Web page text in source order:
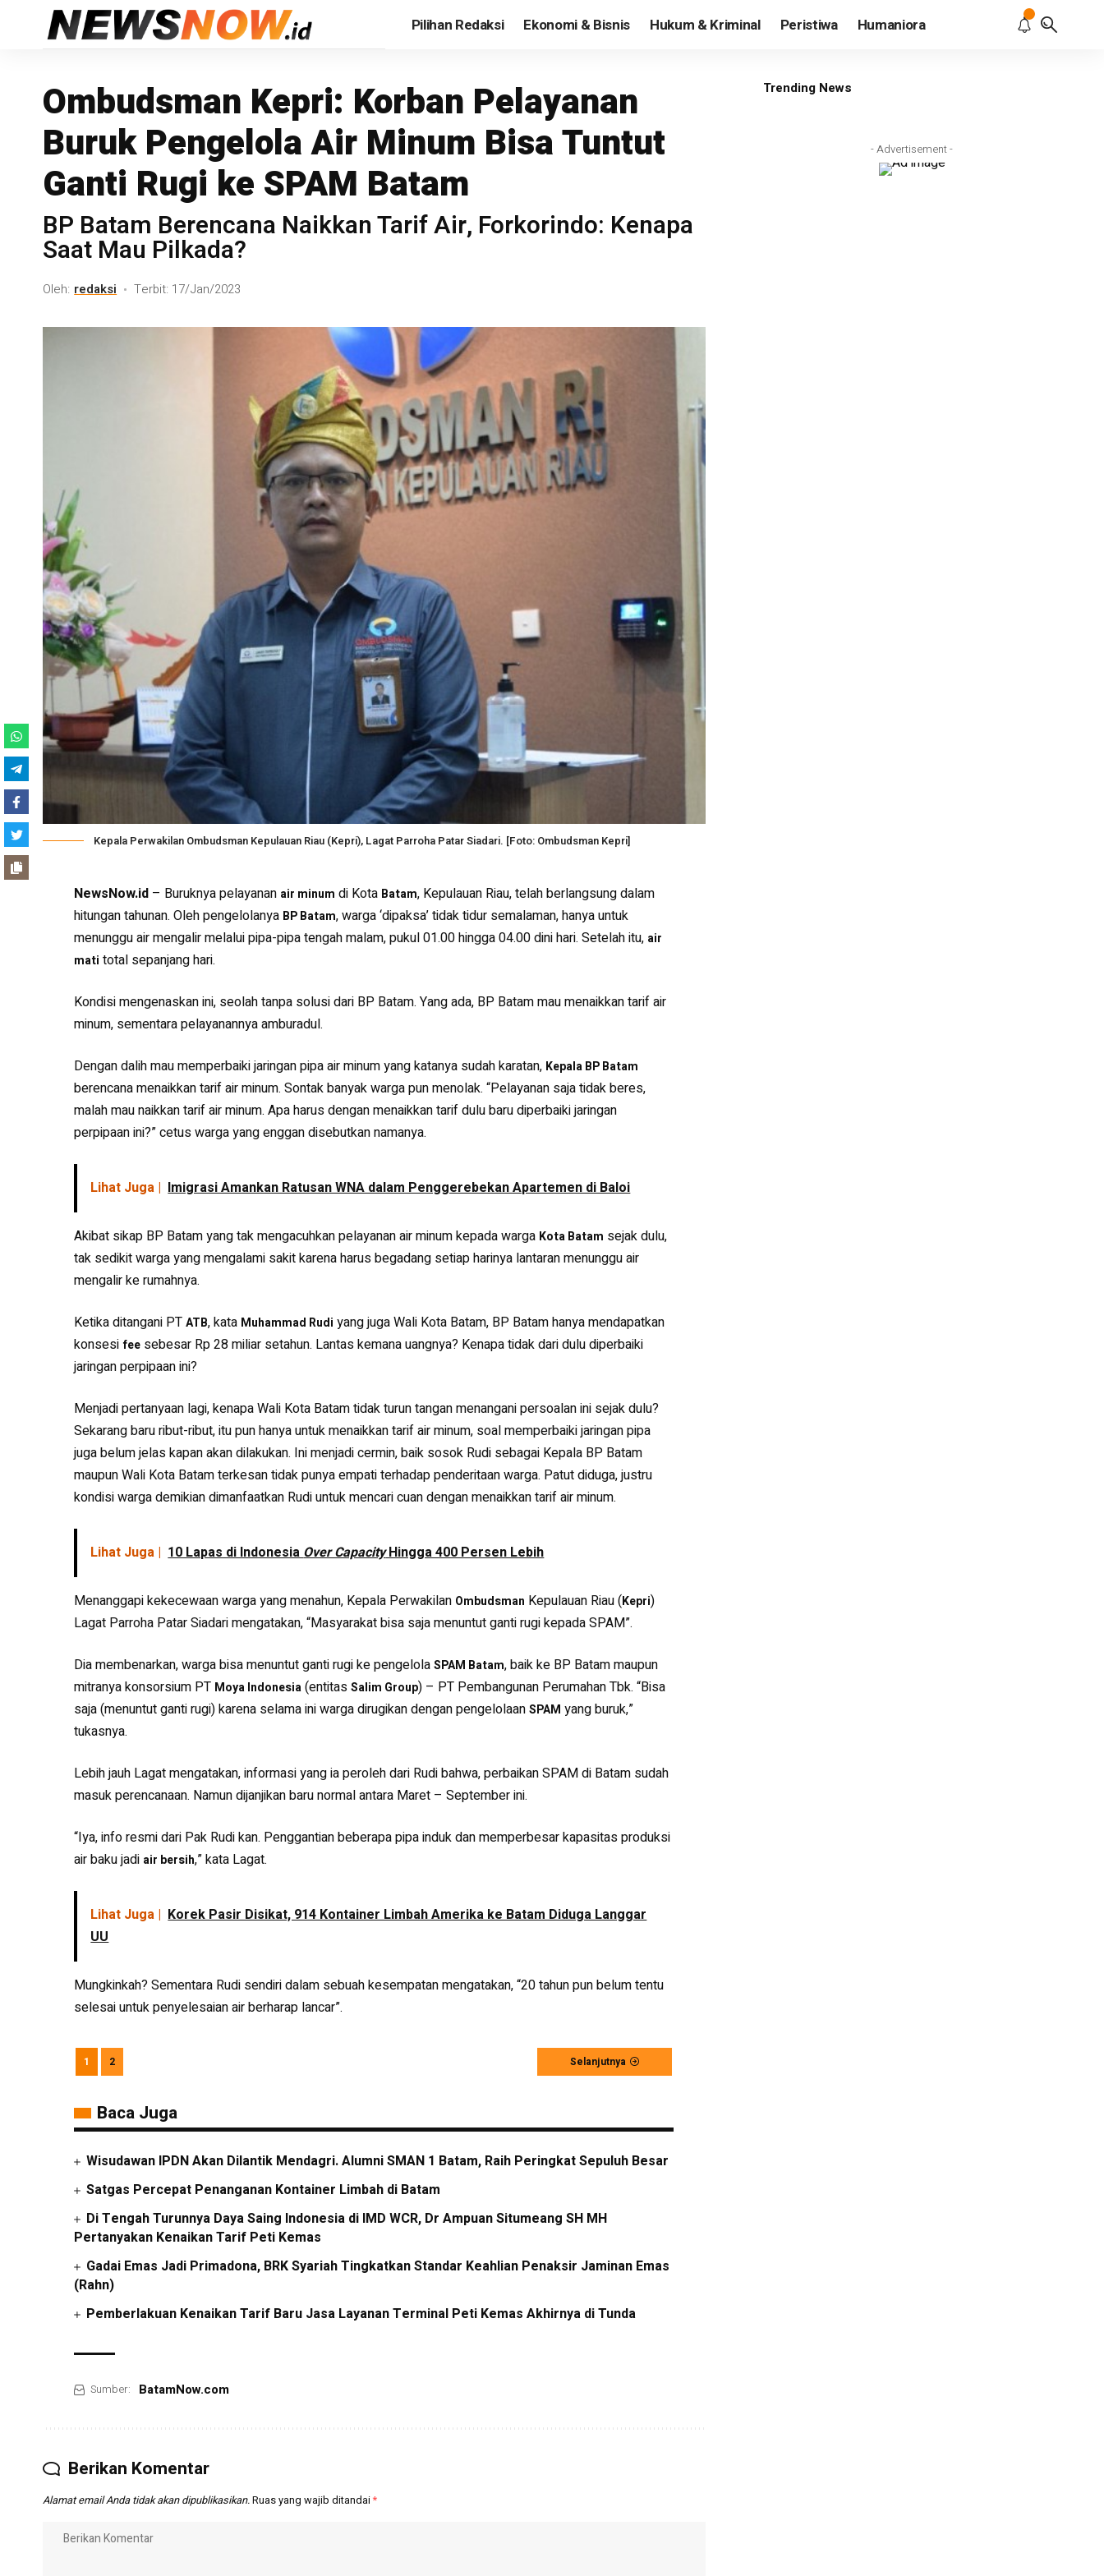
Pilihan Redaksi Ekonomi & Bisnis Hukum & Kriminal Peristiwa Humaniora
Ombudsman Kepri: Korban Pelayanan
Buruk Pengelola Air Minum Bisa Tuntut
Ganti Rugi ke SPAM Batam
BP Batam Berencana Naikkan Tarif Air, Forkorindo: Kenapa
Saat Mau Pilkada?
Oleh: redaksi Terbit: 17/Jan/2023
Kepala Perwakilan Ombudsman Kepulauan Riau (Kepri), Lagat Parroha Patar Siadari. [Foto: Ombudsman Kepri]
NewsNow.id – Buruknya pelayanan air minum di Kota Batam, Kepulauan Riau, telah berlangsung dalam
hitungan tahunan. Oleh pengelolanya BP Batam, warga ‘dipaksa’ tidak tidur semalaman, hanya untuk
menunggu air mengalir melalui pipa-pipa tengah malam, pukul 01.00 hingga 04.00 dini hari. Setelah itu, air
mati total sepanjang hari.
Kondisi mengenaskan ini, seolah tanpa solusi dari BP Batam. Yang ada, BP Batam mau menaikkan tarif air
minum, sementara pelayanannya amburadul.
Dengan dalih mau memperbaiki jaringan pipa air minum yang katanya sudah karatan, Kepala BP Batam
berencana menaikkan tarif air minum. Sontak banyak warga pun menolak. “Pelayanan saja tidak beres,
malah mau naikkan tarif air minum. Apa harus dengan menaikkan tarif dulu baru diperbaiki jaringan
perpipaan ini?” cetus warga yang enggan disebutkan namanya.
Lihat Juga | Imigrasi Amankan Ratusan WNA dalam Penggerebekan Apartemen di Baloi
Akibat sikap BP Batam yang tak mengacuhkan pelayanan air minum kepada warga Kota Batam sejak dulu,
tak sedikit warga yang mengalami sakit karena harus begadang setiap harinya lantaran menunggu air
mengalir ke rumahnya.
Ketika ditangani PTATB, kata Muhammad Rudi yang juga Wali Kota Batam, BP Batam hanya mendapatkan
konsesi fee sebesar Rp 28 miliar setahun. Lantas kemana uangnya? Kenapa tidak dari dulu diperbaiki
jaringan perpipaan ini?
Menjadi pertanyaan lagi, kenapa Wali Kota Batam tidak turun tangan menangani persoalan ini sejak dulu?
Sekarang baru ribut-ribut, itu pun hanya untuk menaikkan tarif air minum, soal memperbaiki jaringan pipa
juga belum jelas kapan akan dilakukan. Ini menjadi cermin, baik sosok Rudi sebagai Kepala BP Batam
maupun Wali Kota Batam terkesan tidak punya empati terhadap penderitaan warga. Patut diduga, justru
kondisi warga demikian dimanfaatkan Rudi untuk mencari cuan dengan menaikkan tarif air minum.
Lihat Juga | 10 Lapas di IndonesiaOver CapacityHingga 400 Persen Lebih
Menanggapi kekecewaan warga yang menahun, Kepala Perwakilan Ombudsman Kepulauan Riau (Kepri)
Lagat Parroha Patar Siadari mengatakan, “Masyarakat bisa saja menuntut ganti rugi kepada SPAM”.
Dia membenarkan, warga bisa menuntut ganti rugi ke pengelolaSPAM Batam, baik ke BP Batam maupun
mitranya konsorsium PT Moya Indonesia(entitasSalim Group) – PT Pembangunan Perumahan Tbk. “Bisa
saja (menuntut ganti rugi) karena selama ini warga dirugikan dengan pengelolaanSPAM yang buruk,”
tukasnya.
Lebih jauh Lagat mengatakan, informasi yang ia peroleh dari Rudi bahwa, perbaikan SPAM di Batam sudah
masuk perencanaan. Namun dijanjikan baru normal antara Maret – September ini.
“Iya, info resmi dari Pak Rudi kan. Penggantian beberapa pipa induk dan memperbesar kapasitas produksi
air baku jadi air bersih,” kata Lagat.
Lihat Juga | Korek Pasir Disikat, 914 Kontainer Limbah Amerika ke Batam Diduga Langgar
UU
Mungkinkah? Sementara Rudi sendiri dalam sebuah kesempatan mengatakan, “20 tahun pun belum tentu
selesai untuk penyelesaian air berharap lancar”.
1 2 Selanjutnya
Baca Juga
Wisudawan IPDN Akan Dilantik Mendagri. Alumni SMAN 1 Batam, Raih Peringkat Sepuluh Besar
Satgas Percepat Penanganan Kontainer Limbah di Batam
Di Tengah Turunnya Daya Saing Indonesia di IMD WCR, Dr Ampuan Situmeang SH MH
Pertanyakan Kenaikan Tarif Peti Kemas
Gadai Emas Jadi Primadona, BRK Syariah Tingkatkan Standar Keahlian Penaksir Jaminan Emas
(Rahn)
Pemberlakuan Kenaikan Tarif Baru Jasa Layanan Terminal Peti Kemas Akhirnya di Tunda
Sumber: BatamNow.com
Berikan Komentar
Alamat email Anda tidak akan dipublikasikan.Ruas yang wajib ditandai*
Trending News
- Advertisement -